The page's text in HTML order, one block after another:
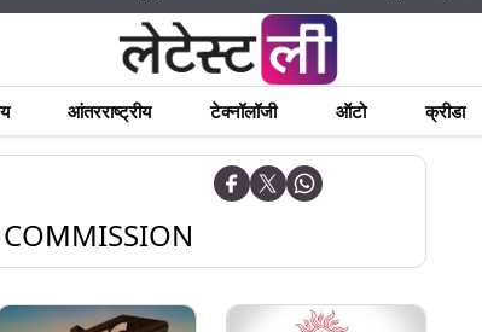
आंतरराष्ट्रीय टेक्नॉलॉजी ऑटो क्रीडा